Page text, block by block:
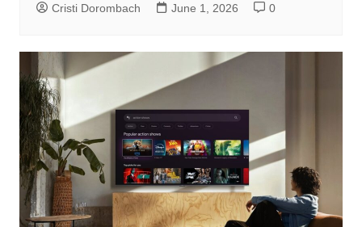
Cristi Dorombach June 1, 2026 0